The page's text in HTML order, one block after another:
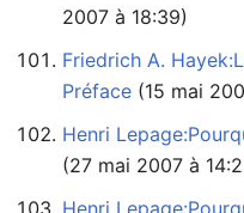
2007 à 18:39)
Friedrich A.
Préface (15 mai
Henri
(27 mai 2007 à
Henri